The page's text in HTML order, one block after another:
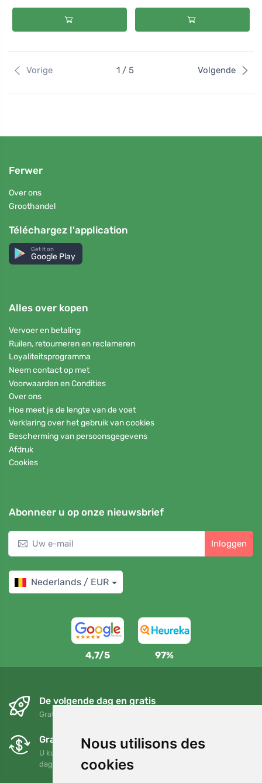
Nous utilisons des
cookies
Vorige 1 / 5 Volgende
Ferwer
Over ons
Groothandel
Téléchargez l'application
Get it on
Google Play
Alles over kopen
Vervoer en betaling
Ruilen, retourneren en reclameren
Loyaliteitsprogramma
Neem contact op met
Voorwaarden en Condities
Over ons
Hoe meet je de lengte van de voet
Verklaring over het gebruik van cookies
Bescherming van persoonsgegevens
Afdruk
Cookies
Abonneer u op onze nieuwsbrief
Inloggen
Nederlands / EUR
4,7/5 97%
De volgende dag en gratis
Gratis verzending voor bestellingen boven 95 EUR
Gratis ruilen en retourneren
U kunt uw bestelling op elk gewenst moment binnen 90
dagen retourneren of ruilen